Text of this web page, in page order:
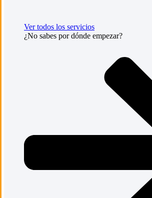
Ver todos los servicios
¿No sabes por dónde empezar?